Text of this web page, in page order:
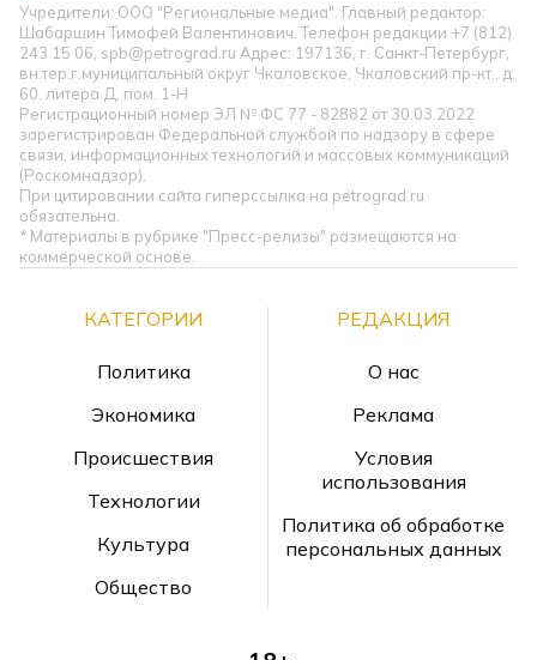
Учредители: ООО "Региональные медиа". Главный редактор:
Шабаршин Тимофей Валентинович. Телефон редакции +7 (812)
243 15 06, spb@petrograd.ru Адрес: 197136, г. Санкт-Петербург,
вн.тер.г.муниципальный округ Чкаловское, Чкаловский пр-кт., д.
60, литера Д, пом. 1-Н
Регистрационный номер ЭЛ № ФС 77 - 82882 от 30.03.2022
зарегистрирован Федеральной службой по надзору в сфере
связи, информационных технологий и массовых коммуникаций
(Роскомнадзор).
При цитировании сайта гиперссылка на petrograd.ru
обязательна.
* Материалы в рубрике "Пресс-релизы" размещаются на
коммерческой основе.
КАТЕГОРИИ
Политика
Экономика
Происшествия
Технологии
Культура
Общество
РЕДАКЦИЯ
О нас
Реклама
Условия
использования
Политика об обработке
персональных данных